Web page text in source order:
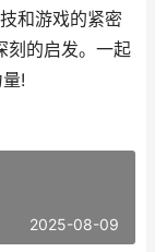
和游戏的紧密
刻的启发。一起
!
2025-08-09